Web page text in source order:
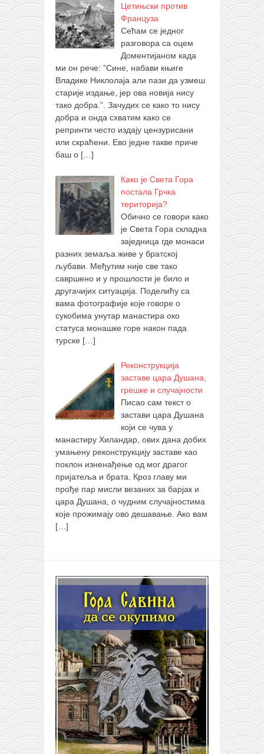
Цетињски против
Француза
Сећам се једног
разговора са оцем
Доментијаном када
ми он рече: ”Сине, набави књиге
Владике Никлолаја али пази да узмеш
старије издање, јер ова новија нису
тако добра.”. Зачудих се како то нису
добра и онда схватим како се
репринти често издају цензурисани
или скраћени. Ево једне такве приче
баш о […]
Како је Света Гора
постала Грчка
територија?
Обично се говори како
је Света Гора складна
заједница где монаси
разних земаља живе у братској
љубави. Међутим није све тако
савршено и у прошлости је било и
другачијих ситуација. Поделићу са
вама фотографије које говоре о
сукобима унутар манастира око
статуса монашке горе након пада
турске […]
Реконструкција
заставе цара Душана,
грешке и случајности
Писао сам текст о
застави цара Душана
који се чува у
манастиру Хиландар, ових дана добих
умањену реконструкцију заставе као
поклон изненађење од мог драгог
пријатеља и брата. Кроз главу ми
прође пар мисли везаних за барјак и
цара Душана, о чудним случајностима
које прожимају ово дешавање. Ако вам
[…]